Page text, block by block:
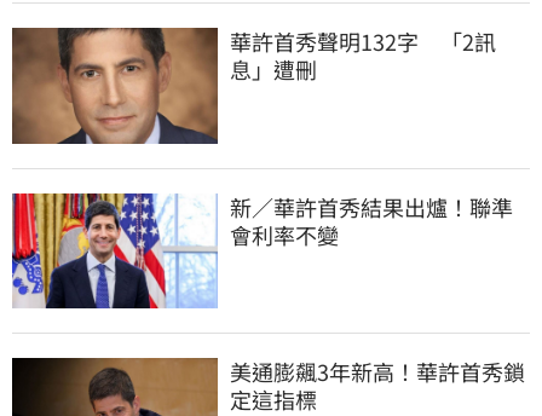
華許首秀聲明132字　「2訊
息」遭刪
新／華許首秀結果出爐！聯準
會利率不變
美通膨飆3年新高！華許首秀鎖
定這指標